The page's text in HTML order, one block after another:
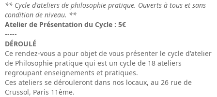
** Cycle d'ateliers de philosophie pratique. Ouverts à tous et sans
condition de niveau. **
Atelier de Présentation du Cycle : 5€
-----
DÉROULÉ
Ce rendez-vous a pour objet de vous présenter le cycle d'atelier
de Philosophie pratique qui est un cycle de 18 ateliers
regroupant enseignements et pratiques.
Ces ateliers se dérouleront dans nos locaux, au 26 rue de
Crussol, Paris 11ème.